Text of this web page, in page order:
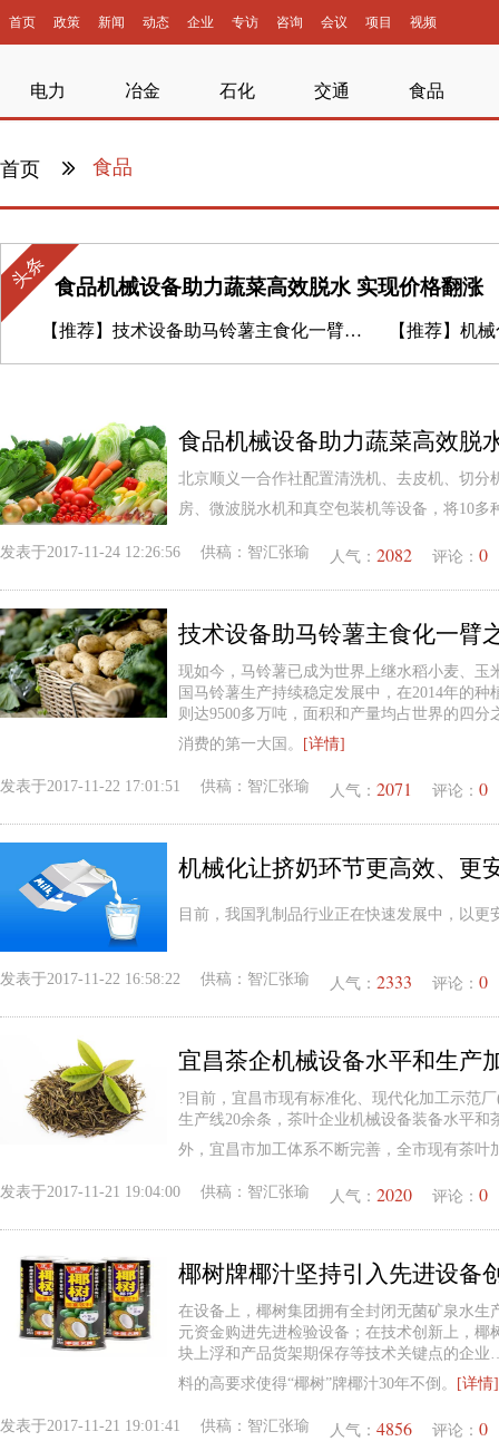
首页 政策 新闻 动态 企业 专访 咨询 会议 项目 视频
电力 冶金 石化 交通 食品
首页 食品
头条 食品机械设备助力蔬菜高效脱水 实现价格翻涨
【推荐】 技术设备助马铃薯主食化一臂之力 【推荐】 机械
食品机械设备助力蔬菜高效脱
北京顺义一合作社配置清洗机、去皮机、切分
房、微波脱水机和真空包装机等设备，将10多
发表于2017-11-24 12:26:56 供稿： 智汇张瑜 人气： 2082 评论： 0
技术设备助马铃薯主食化一臂
现如今，马铃薯已成为世界上继水稻小麦、玉
国马铃薯生产持续稳定发展中，在2014年的
则达9500多万吨，面积和产量均占世界的四分
消费的第一大国。
[详情]
发表于2017-11-22 17:01:51 供稿： 智汇张瑜 人气： 2071 评论： 0
机械化让挤奶环节更高效、更
目前，我国乳制品行业正在快速发展中，以
发表于2017-11-22 16:58:22 供稿： 智汇张瑜 人气： 2333 评论： 0
宜昌茶企机械设备水平和生产
?目前，宜昌市现有标准化、现代化加工示范
生产线20余条，茶叶企业机械设备装备水平
外，宜昌市加工体系不断完善，全市现有茶叶
发表于2017-11-21 19:04:00 供稿： 智汇张瑜 人气： 2020 评论： 0
椰树牌椰汁坚持引入先进设备
在设备上，椰树集团拥有全封闭无菌矿泉水生
元资金购进先进检验设备；在技术创新上，
块上浮和产品货架期保存等技术关键点的企
料的高要求使得“椰树”牌椰汁30年不倒。
[详情]
发表于2017-11-21 19:01:41 供稿： 智汇张瑜 人气： 4856 评论： 0